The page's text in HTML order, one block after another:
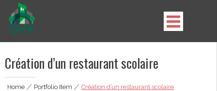
content
Création d’un restaurant scolaire
Home|Portfolio Item|Création d’un restaurant scolaire